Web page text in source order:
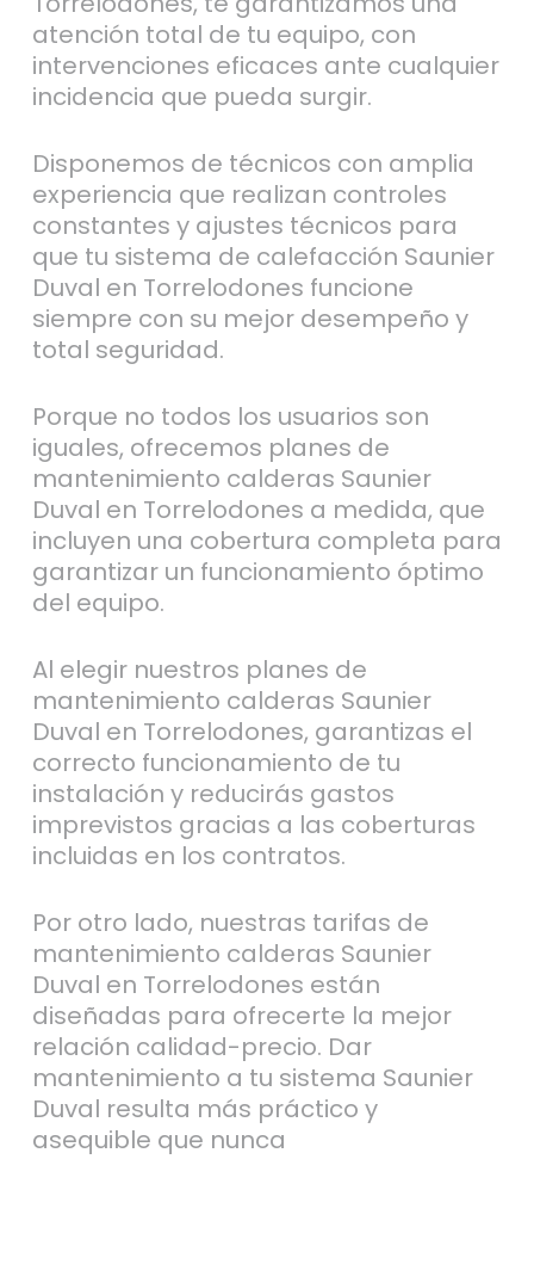
atención total de tu equipo, con
intervenciones eficaces ante cualquier
incidencia que pueda surgir.
Disponemos de técnicos con amplia
experiencia que realizan controles
constantes y ajustes técnicos para
que tu sistema de calefacción Saunier
Duval en Torrelodones funcione
siempre con su mejor desempeño y
total seguridad.
Porque no todos los usuarios son
iguales, ofrecemos planes de
mantenimiento calderas Saunier
Duval en Torrelodones a medida, que
incluyen una cobertura completa para
garantizar un funcionamiento óptimo
del equipo.
Al elegir nuestros planes de
mantenimiento calderas Saunier
Duval en Torrelodones, garantizas el
correcto funcionamiento de tu
instalación y reducirás gastos
imprevistos gracias a las coberturas
incluidas en los contratos.
Por otro lado, nuestras tarifas de
mantenimiento calderas Saunier
Duval en Torrelodones están
diseñadas para ofrecerte la mejor
relación calidad-precio. Dar
mantenimiento a tu sistema Saunier
Duval resulta más práctico y
asequible que nunca